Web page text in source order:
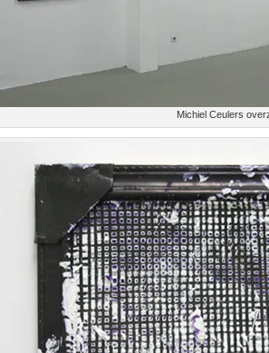
Michiel Ceulers